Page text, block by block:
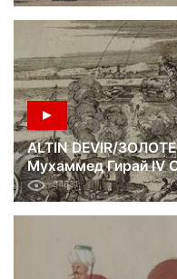
ALTIN DEVIR/
Мухаммед Гирай IV
34631